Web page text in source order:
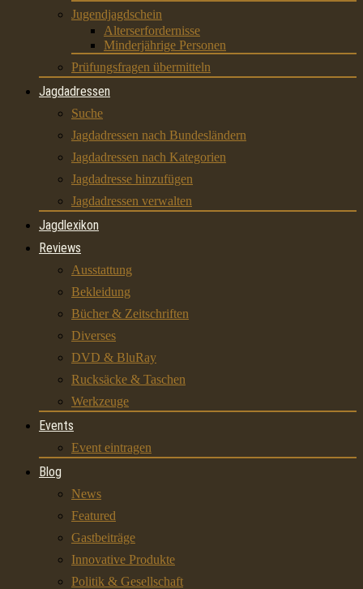
Jugendjagdschein
Alterserfordernisse
Minderjährige Personen
Prüfungsfragen übermitteln
Jagdadressen
Suche
Jagdadressen nach Bundesländern
Jagdadressen nach Kategorien
Jagdadresse hinzufügen
Jagdadressen verwalten
Jagdlexikon
Reviews
Ausstattung
Bekleidung
Bücher & Zeitschriften
Diverses
DVD & BluRay
Rucksäcke & Taschen
Werkzeuge
Events
Event eintragen
Blog
News
Featured
Gastbeiträge
Innovative Produkte
Politik & Gesellschaft